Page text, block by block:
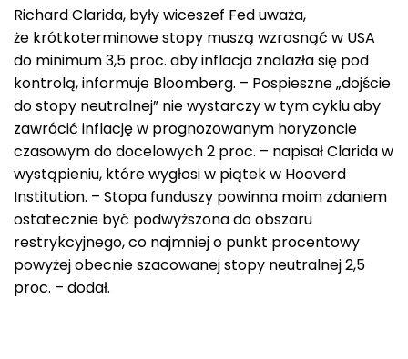
Richard Clarida, były wiceszef Fed uważa,
że krótkoterminowe stopy muszą wzrosnąć w USA
do minimum 3,5 proc. aby inflacja znalazła się pod
kontrolą, informuje Bloomberg. – Pospieszne „dojście
do stopy neutralnej” nie wystarczy w tym cyklu aby
zawrócić inflację w prognozowanym horyzoncie
czasowym do docelowych 2 proc. – napisał Clarida w
wystąpieniu, które wygłosi w piątek w Hooverd
Institution. – Stopa funduszy powinna moim zdaniem
ostatecznie być podwyższona do obszaru
restrykcyjnego, co najmniej o punkt procentowy
powyżej obecnie szacowanej stopy neutralnej 2,5
proc. – dodał.